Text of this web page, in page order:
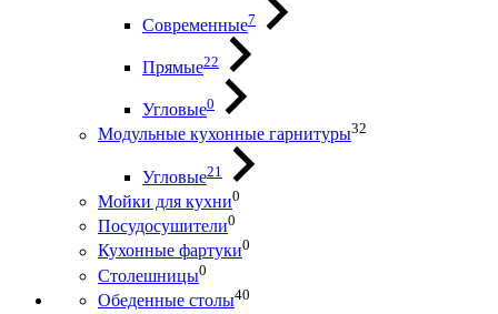
Современные7
Прямые22
Угловые0
Модульные кухонные гарнитуры32
Угловые21
Мойки для кухни0
Посудосушители0
Кухонные фартуки0
Столешницы0
Обеденные столы40